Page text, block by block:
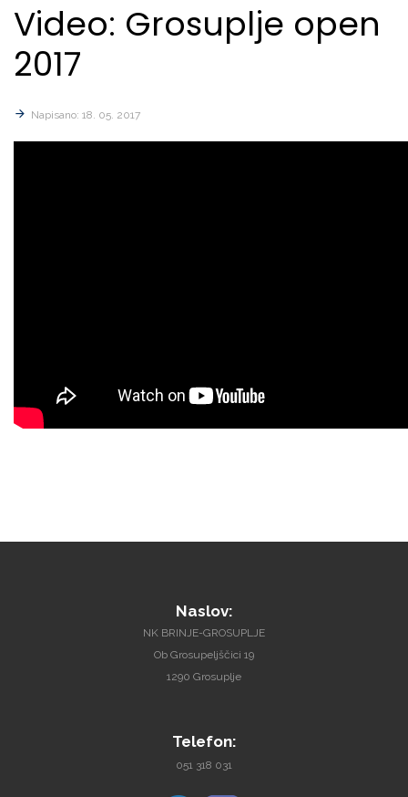
Video: Grosuplje open
2017
Napisano: 18. 05. 2017
Naslov:
NK BRINJE-GROSUPLJE
Ob Grosupeljščici 19
1290 Grosuplje
Telefon:
051 318 031